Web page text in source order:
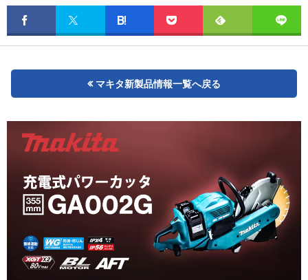
マキタ新製品情報一覧へ戻る